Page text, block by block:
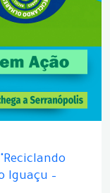
Iguaçu –